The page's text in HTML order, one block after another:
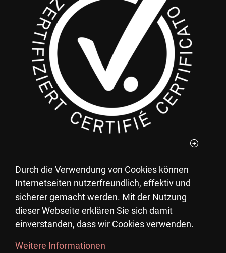
Le vostre donazioni al Villaggio Pestalozzi per
Bambini potete detrarle dalle tasse.
UID: CHE-105.770.471
Durch die Verwendung von Cookies können
Internetseiten nutzerfreundlich, effektiv und
sicherer gemacht werden. Mit der Nutzung
dieser Webseite erklären Sie sich damit
einverstanden, dass wir Cookies verwenden.
Weitere Informationen